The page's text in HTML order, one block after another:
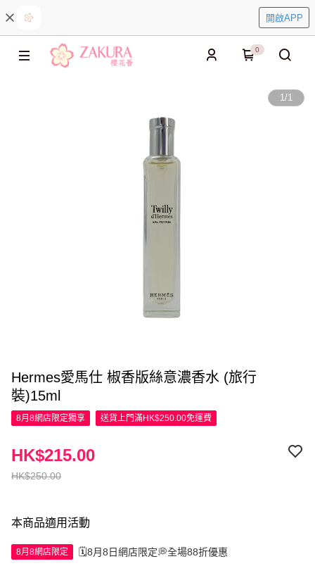
開啟APP
0
1/1
Hermes愛馬仕 椒香版絲意濃香水 (旅行
裝)15ml
8月8網店限定獨享 送貨上門滿HK$250.00免運費
HK$250.00
HK$215.00
本商品適用活動
8月8網店限定 🗓️8月8日網店限定💭全場88折優惠